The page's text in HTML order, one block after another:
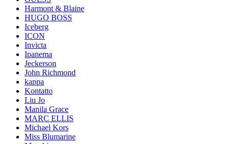
Harmont & Blaine
HUGO BOSS
Iceberg
ICON
Invicta
Ipanema
Jeckerson
John Richmond
kappa
Kontatto
Liu Jo
Manila Grace
MARC ELLIS
Michael Kors
Miss Blumarine